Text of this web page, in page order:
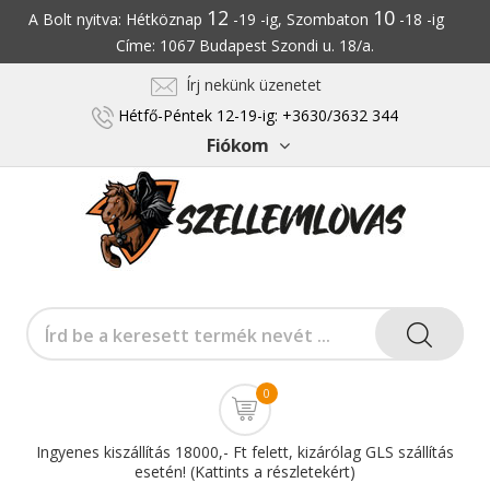
A Bolt nyitva: Hétköznap 12 -19 -ig, Szombaton 10-18 -ig
Címe: 1067 Budapest Szondi u. 18/a.
Írj nekünk üzenetet
Hétfő-Péntek 12-19-ig: +3630/3632 344
Fiókom
0
Ingyenes kiszállítás 18000,- Ft felett, kizárólag GLS szállítás
esetén! (Kattints a részletekért)